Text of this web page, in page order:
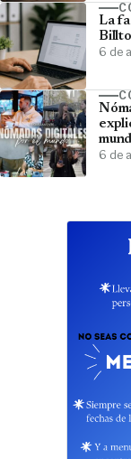
La
6 de
6 de